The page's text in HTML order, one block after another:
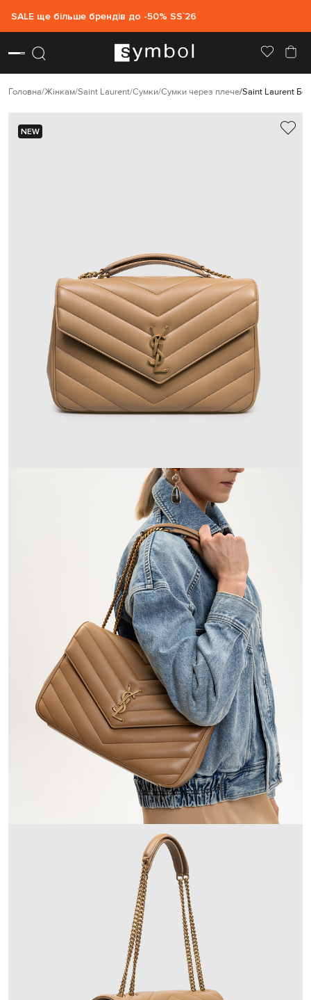
SALE ще більше брендів до -50% SS`26
Головна Жінкам Saint Laurent Сумки Сумки через плече Saint Laurent
NEW